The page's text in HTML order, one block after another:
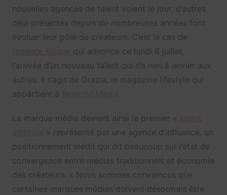
nouvelles agences de talent voient le jour, d’autres
déjà présentes depuis de nombreuses années font
évoluer leur pôle de créateurs. C’est le cas de
qui annonce ce lundi 6 juillet,
l’arrivée d’un nouveau talent qui n’a rien à envier aux
autres. Il s’agit de Grazia, le magazine lifestyle qui
appartient à
La marque média devient ainsi le premier «
» représenté par une agence d’influence, un
positionnement inédit qui dit beaucoup sur l’état de
convergence entre médias traditionnels et économie
des créateurs. « Nous sommes convaincus que
certaines marques médias doivent désormais être